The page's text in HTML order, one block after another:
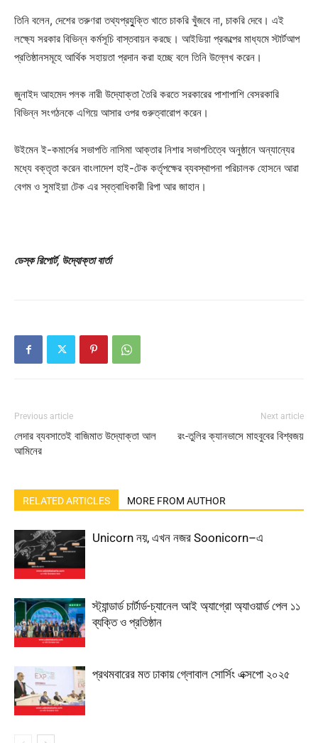
তিনি বলেন, দেশের তরুণরা তথ্যপ্রযুুক্তি খাতে চাকরি খুঁজবে না, চাকরি দেবে। এই
লক্ষ্যে সরকার বিভিন্ন কর্মসূচি বাস্তবায়ন করছে। আইডিয়া প্রকল্পের মাধ্যমে স্টার্টআপ
প্রতিষ্ঠানসমূহে আর্থিক সহায়তা প্রদান করা হচ্ছে বলে তিনি উল্লেখ করেন।
জুনাইদ আহমেদ পলক নারী উদ্যোক্তা তৈরি করতে সরকারের পাশাপাশি বেসরকারি
বিভিন্ন সংগঠনকে এগিয়ে আসার ওপর গুরুত্বারোপ করেন।
উইমেন ই-কমার্সের সভাপতি নাসিমা আক্তার নিশার সভাপতিত্বে অনুষ্ঠানে অন্যান্যের
মধ্যে বক্তৃতা করেন বাংলাদেশ হাই-টেক কর্তৃপক্ষের ব্যবস্থাপনা পরিচালক হোসনে আরা
বেগম ও সুমাইয়া টেক এর স্বত্বাধিকারী রিপা আর জাহান।
ডেস্ক রিপোর্ট, উদ্যোক্তা বার্তা
Previous article
লেদার ব্যবসাতেই বাজিমাত উদ্যোক্তা আল
আমিনের
Next article
রং-তুলির ক্যানভাসে মাহবুবের বিশ্বজয়
RELATED ARTICLES MORE FROM AUTHOR
Unicorn নয়, এখন নজর Soonicorn–এ
স্ট্যান্ডার্ড চার্টার্ড-চ্যানেল আই অ্যাগ্রো অ্যাওয়ার্ড পেল ১১
ব্যক্তি ও প্রতিষ্ঠান
প্রথমবারের মত ঢাকায় গ্লোবাল সোর্সিং এক্সপো ২০২৫